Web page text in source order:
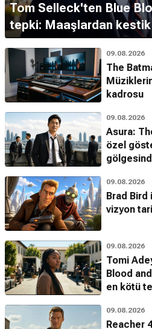
Tom Selleck'ten Blue
tepki: Maaşlardan
09.08.2026
The
kadrosu
09.08.2026
Asura:
özel
09.08.2026
Brad Bird
vizyon
09.08.2026
Tomi
Blood
en kötü
09.08.2026
Reacher